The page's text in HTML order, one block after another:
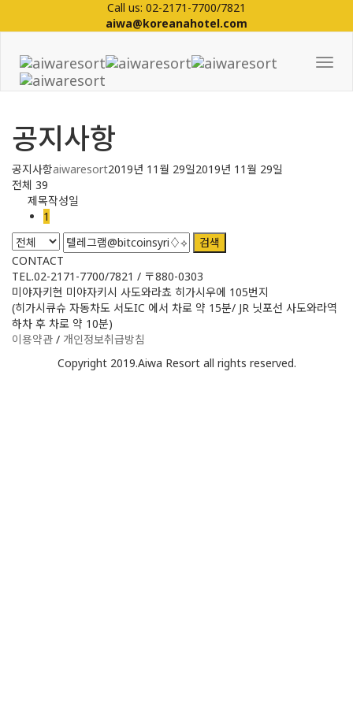
Call us: 02-2171-7700/7821
aiwa@koreanahotel.com
공지사항
공지사항aiwaresort2019년 11월 29일2019년 11월 29일
전체 39
제목작성일
1
검색
CONTACT
TEL.02-2171-7700/7821 / 〒880-0303
미야자키현 미야자키시 사도와라쵸 히가시우에 105번지
(히가시큐슈 자동차도 서도IC 에서 차로 약 15분/ JR 닛포선 사도와라역
하차 후 차로 약 10분)
이용약관 / 개인정보취급방침
Copyright 2019.Aiwa Resort all rights reserved.